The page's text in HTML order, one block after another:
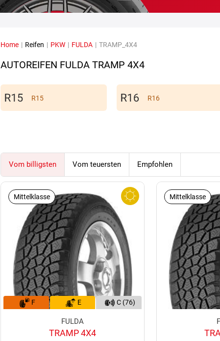
Home | Reifen | PKW | FULDA | TRAMP_4X4
AUTOREIFEN FULDA TRAMP 4X4
R15 R16
Vom billigsten Vom teuersten Empfohlen
Mittelklasse
F E C (76)
FULDA
TRAMP 4X4
Mittelklasse